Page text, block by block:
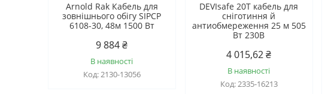
Arnold Rak Кабель для
зовнішнього обігу SIPCP
6108-30, 48м 1500 Вт
9 884 ₴
В наявності
2130-13056
DEVIsafe 20T кабель для
сніготиння й
антиобмереження 25 м 505
Вт 230B
4 015,62 ₴
В наявності
2335-16213